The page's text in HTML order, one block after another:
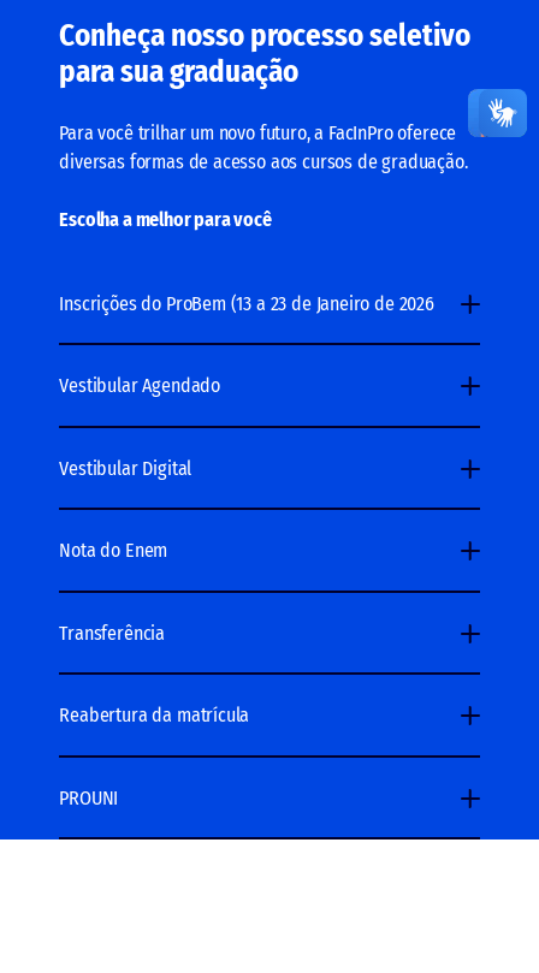
Conheça nosso processo seletivo
para sua graduação
Para você trilhar um novo futuro, a FacInPro oferece
diversas formas de acesso aos cursos de graduação.
Escolha a melhor para você
Inscrições do ProBem (13 a 23 de Janeiro de 2026
Vestibular Agendado
Vestibular Digital
Nota do Enem
Transferência
Reabertura da matrícula
PROUNI